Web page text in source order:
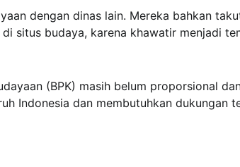
dengan dinas lain. Mereka bahkan
situs budaya, karena khawatir menjadi
(BPK) masih belum proporsional
Indonesia dan membutuhkan dukungan